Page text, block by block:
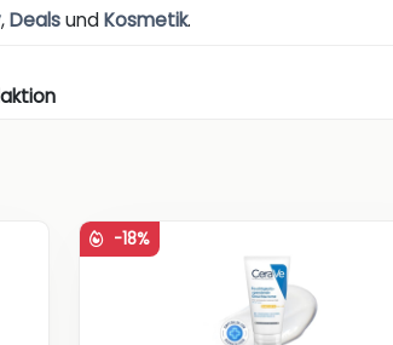
,DealsundKosmetik.
-18%